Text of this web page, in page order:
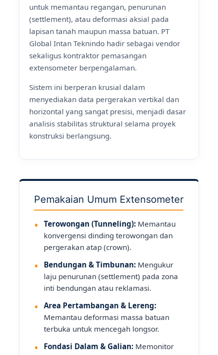
untuk memantau regangan, penurunan
(settlement), atau deformasi aksial pada
lapisan tanah maupun massa batuan. PT
Global Intan Teknindo hadir sebagai vendor
sekaligus kontraktor pemasangan
extensometer berpengalaman.
Sistem ini berperan krusial dalam
menyediakan data pergerakan vertikal dan
horizontal yang sangat presisi, menjadi dasar
analisis stabilitas struktural selama proyek
konstruksi berlangsung.
Pemakaian Umum Extensometer
Terowongan (Tunneling): Memantau
konvergensi dinding terowongan dan
pergerakan atap (crown).
Bendungan & Timbunan: Mengukur
laju penurunan (settlement) pada zona
inti bendungan atau reklamasi.
Area Pertambangan & Lereng:
Memantau deformasi massa batuan
terbuka untuk mencegah longsor.
Fondasi Dalam & Galian: Memonitor